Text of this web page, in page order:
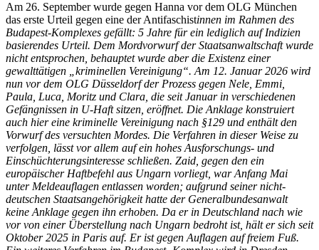
Am 26. September wurde gegen Hanna vor dem OLG München
das erste Urteil gegen eine der Antifaschistinnen im Rahmen des
Budapest-Komplexes gefällt: 5 Jahre für ein lediglich auf Indizien
basierendes Urteil. Dem Mordvorwurf der Staatsanwaltschaft wurde
nicht entsprochen, behauptet wurde aber die Existenz einer
gewalttätigen „kriminellen Vereinigung“. Am 12. Januar 2026 wird
nun vor dem OLG Düsseldorf der Prozess gegen Nele, Emmi,
Paula, Luca, Moritz und Clara, die seit Januar in verschiedenen
Gefängnissen in U-Haft sitzen, eröffnet. Die Anklage konstruiert
auch hier eine kriminelle Vereinigung nach §129 und enthält den
Vorwurf des versuchten Mordes. Die Verfahren in dieser Weise zu
verfolgen, lässt vor allem auf ein hohes Ausforschungs- und
Einschüchterungsinteresse schließen. Zaid, gegen den ein
europäischer Haftbefehl aus Ungarn vorliegt, war Anfang Mai
unter Meldeauflagen entlassen worden; aufgrund seiner nicht-
deutschen Staatsangehörigkeit hatte der Generalbundesanwalt
keine Anklage gegen ihn erhoben. Da er in Deutschland nach wie
vor von einer Überstellung nach Ungarn bedroht ist, hält er sich seit
Oktober 2025 in Paris auf. Er ist gegen Auflagen auf freiem Fuß.